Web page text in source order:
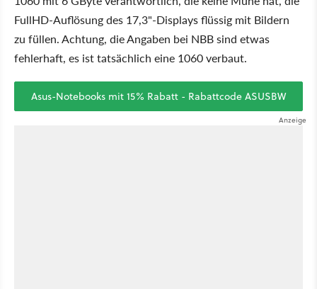
FullHD-Auflösung des 17,3"-Displays flüssig mit Bildern
zu füllen. Achtung, die Angaben bei NBB sind etwas
fehlerhaft, es ist tatsächlich eine 1060 verbaut.
Asus-Notebooks mit 15% Rabatt - Rabattcode ASUSBW